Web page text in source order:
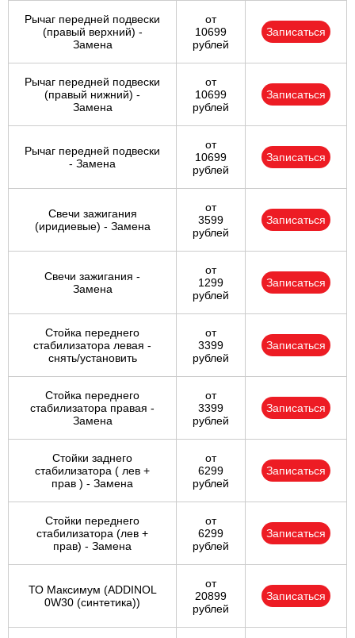
Рычаг передней подвески
(правый верхний) -
Замена
от
10699
рублей
Записаться
Рычаг передней подвески
(правый нижний) -
Замена
от
10699
рублей
Записаться
Рычаг передней подвески
- Замена
от
10699
рублей
Записаться
Свечи зажигания
(иридиевые) - Замена
от
3599
рублей
Записаться
Свечи зажигания -
Замена
от
1299
рублей
Записаться
Стойка переднего
стабилизатора левая -
снять/установить
от
3399
рублей
Записаться
Стойка переднего
стабилизатора правая -
Замена
от
3399
рублей
Записаться
Стойки заднего
стабилизатора ( лев +
прав ) - Замена
от
6299
рублей
Записаться
Стойки переднего
стабилизатора (лев +
прав) - Замена
от
6299
рублей
Записаться
ТО Максимум (ADDINOL
0W30 (синтетика))
от
20899
рублей
Записаться